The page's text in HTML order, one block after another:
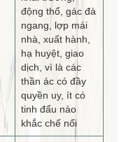
động thổ, gác đà
ngang, lợp mái
nhà, xuất hành,
hạ huyệt, giao
dịch, vì là các
thần ác có đầy
quyền uy, ít có
tinh đẩu nào
khắc chế nổi